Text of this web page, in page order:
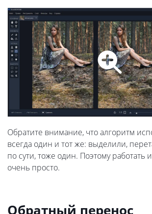
Обратите внимание, что алгоритм
всегда один и тот же: выделили,
по сути, тоже один. Поэтому работать
очень просто.
Обратный перенос